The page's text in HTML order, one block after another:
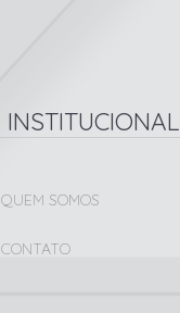
INSTITUCIONAL
QUEM SOMOS
CONTATO